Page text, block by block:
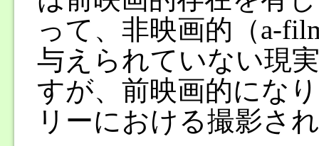
って、非映画的（a-
与えられていない現
すが、前映画的にな
リーにおける撮影さ